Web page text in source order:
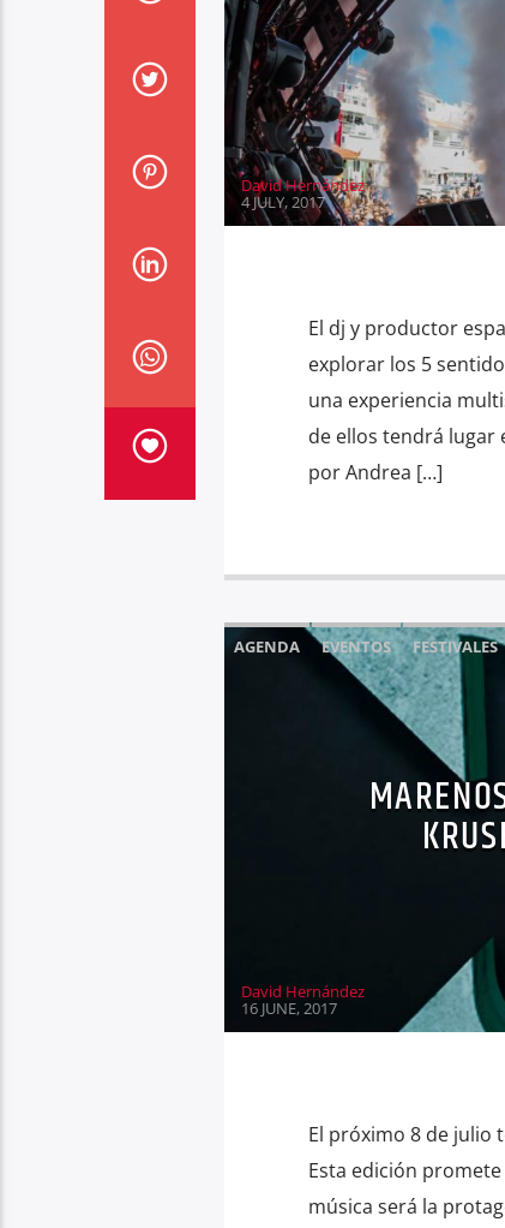
David Hernández
4 JULY, 2017
El dj y productor
explorar los 5
una experiencia
de ellos tendrá lugar
por Andrea […]
AGENDA EVENTOS FESTIVALES
David Hernández
16 JUNE, 2017
El próximo 8 de julio
Esta edición
música será la